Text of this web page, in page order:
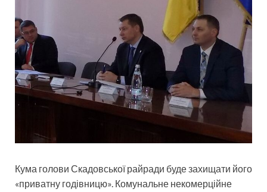
Кума голови Скадовської райради буде захищати його
«приватну годівницю». Комунальне некомерційне